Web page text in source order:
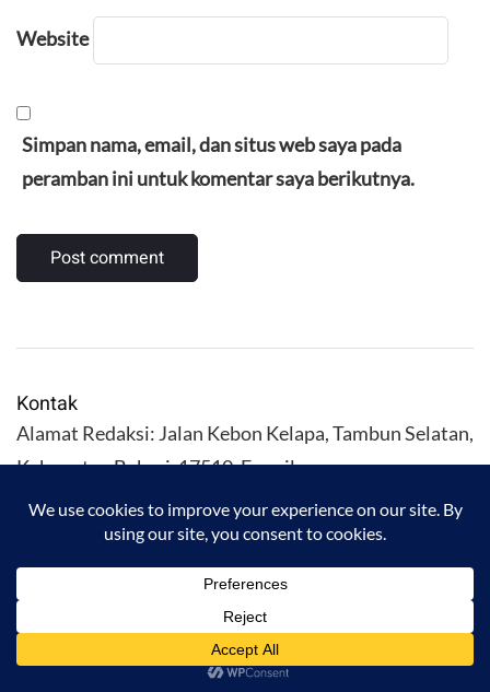
Website
Simpan nama, email, dan situs web saya pada
peramban ini untuk komentar saya berikutnya.
Kontak
Alamat Redaksi: Jalan Kebon Kelapa, Tambun Selatan,
Kabupaten Bekasi. 17510. E-mail:
kuliahalislam@gmail.com
KULIAHALISLAM.COM Copyright (C) 2026